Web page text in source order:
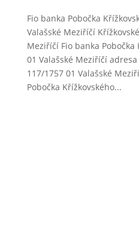
Fio banka Pobočka
Valašské Meziříčí
Meziříčí Fio banka Pobočka
01 Valašské Meziříčí
117/1757 01 Valašské
Pobočka Křížkovského...